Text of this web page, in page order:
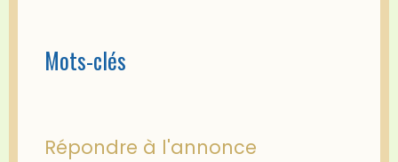
Mots-clés
Répondre à l'annonce